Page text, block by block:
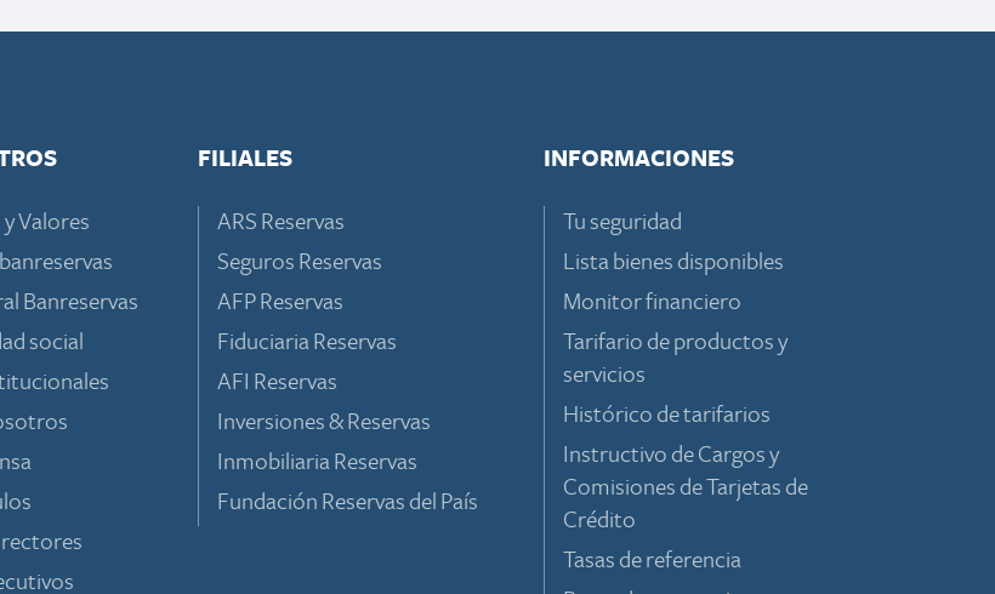
Valores
Banreservas
social
FILIALES
ARS Reservas
Seguros Reservas
AFP Reservas
Fiduciaria Reservas
AFI Reservas
Inversiones & Reservas
Inmobiliaria Reservas
Fundación Reservas del País
INFORMACIONES
Tu seguridad
Lista bienes disponibles
Monitor financiero
Tarifario de productos y
servicios
Histórico de tarifarios
Instructivo de Cargos y
Comisiones de Tarjetas de
Crédito
Tasas de referencia